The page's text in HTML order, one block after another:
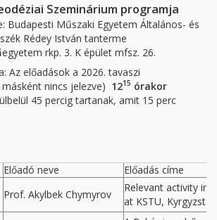
Szeminárium programja
Budapesti Műszaki Egyetem Általános- és
Rédey István tanterme
rkp. 3. K épület mfsz. 26.
Az előadások a 2026. tavaszi
nincs jelezve) 1215 órakor
45 percig tartanak, amit 15 perc
Előadó neve
Előadás címe
Prof. Akylbek Chymyrov
Relevant activity in
at KSTU, Kyrgyzstan